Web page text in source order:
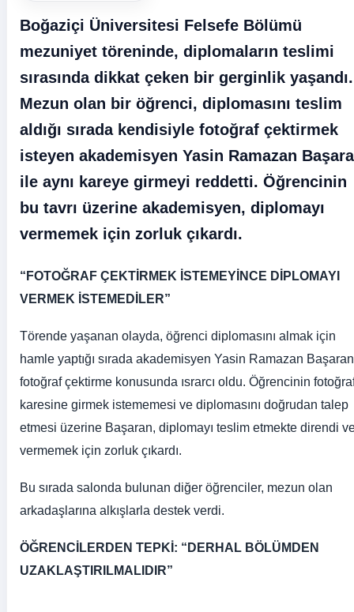
Boğaziçi Üniversitesi Felsefe Bölümü
mezuniyet töreninde, diplomaların teslimi
sırasında dikkat çeken bir gerginlik yaşandı.
Mezun olan bir öğrenci, diplomasını teslim
aldığı sırada kendisiyle fotoğraf çektirmek
isteyen akademisyen Yasin Ramazan
ile aynı kareye girmeyi reddetti. Öğrencinin
bu tavrı üzerine akademisyen, diplomayı
vermemek için zorluk çıkardı.
“FOTOĞRAF ÇEKTİRMEK İSTEMEYİNCE DİPLOMAYI
VERMEK İSTEMEDİLER”
Törende yaşanan olayda, öğrenci diplomasını almak için
hamle yaptığı sırada akademisyen Yasin Ramazan Başaran
fotoğraf çektirme konusunda ısrarcı oldu. Öğrencinin
karesine girmek istememesi ve diplomasını doğrudan talep
etmesi üzerine Başaran, diplomayı teslim etmekte direndi
vermemek için zorluk çıkardı.
Bu sırada salonda bulunan diğer öğrenciler, mezun olan
arkadaşlarına alkışlarla destek verdi.
ÖĞRENCİLERDEN TEPKİ: “DERHAL BÖLÜMDEN
UZAKLAŞTIRILMALIDIR”